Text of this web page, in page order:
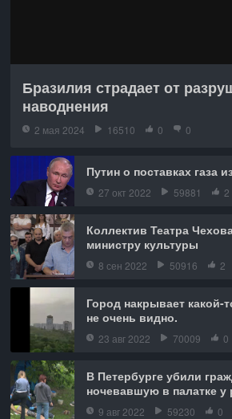
Бразилия страдает от
наводнения
2 мая 2024 16510 0 0
Путин о поставках газа
27 окт 2022 59881 2
Коллектив Театра
министру культуры
8 сен 2022 50916 2
Город накрывает какой-
не очень видно.
23 авг 2022 70009 0
В Петербурге убили
ночевавшую в палатке у
9 авг 2022 59230 0